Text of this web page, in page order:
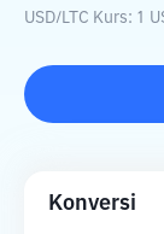
USD/LTC Kurs: 1
Konversi